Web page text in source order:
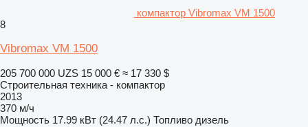
компактор Vibromax VM 1500
8
Vibromax VM 1500
205 700 000 UZS 15 000 € ≈ 17 330 $
Строительная техника - компактор
2013
370 м/ч
Мощность 17.99 кВт (24.47 л.с.) Топливо дизель